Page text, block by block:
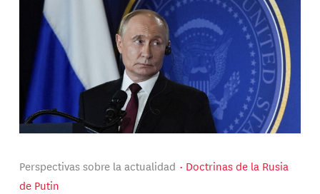
Perspectivas sobre la actualidad
Doctrinas de la Rusia
de Putin